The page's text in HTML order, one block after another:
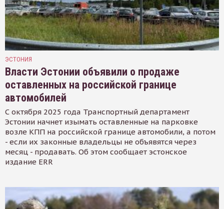
ЭСТОНИЯ
Власти Эстонии объявили о продаже
оставленных на российской границе
автомобилей
С октября 2025 года Транспортный департамент
Эстонии начнет изымать оставленные на парковке
возле КПП на российской границе автомобили, а потом
- если их законные владельцы не объявятся через
месяц - продавать. Об этом сообщает эстонское
издание ERR